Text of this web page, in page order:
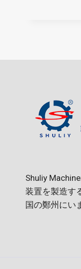
Shuliy
装置を製造す
国の鄭州にい